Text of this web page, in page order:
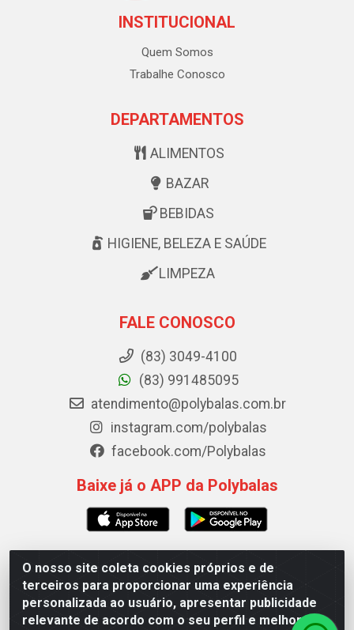
O nosso site coleta cookies próprios e de
terceiros para proporcionar uma experiência
personalizada ao usuário, apresentar publicidade
relevante de acordo com o seu perfil e melhorar a
INSTITUCIONAL
Quem Somos
Trabalhe Conosco
DEPARTAMENTOS
ALIMENTOS
BAZAR
BEBIDAS
HIGIENE, BELEZA E SAÚDE
LIMPEZA
FALE CONOSCO
(83) 3049-4100
(83) 991485095
atendimento@polybalas.com.br
instagram.com/polybalas
facebook.com/Polybalas
Baixe já o APP da Polybalas
Polybalas - Rua João Miguel de Souza, 173 Galpão B -
Ernesto Geisel, João Pessoa/PB - CEP 58.075-075 - CNPJ
00.909.327/0002-61